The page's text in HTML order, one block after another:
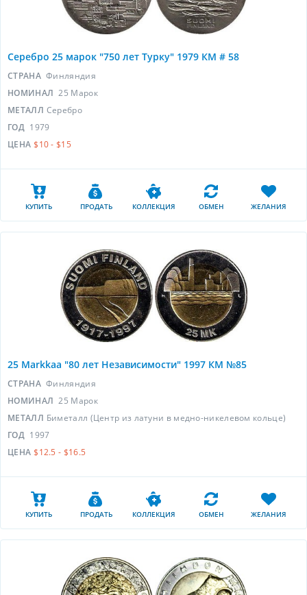
Серебро 25 марок "750 лет Турку" 1979 КМ # 58
СТРАНА Финляндия
НОМИНАЛ 25 Марок
МЕТАЛЛ Серебро
ГОД 1979
ЦЕНА $10 - $15
КУПИТЬ ПРОДАТЬ КОЛЛЕКЦИЯ ОБМЕН ЖЕЛАНИЯ
25 Markkaa "80 лет Независимости" 1997 КМ №85
СТРАНА Финляндия
НОМИНАЛ 25 Марок
МЕТАЛЛ Биметалл (Центр из латуни в медно-никелевом кольце)
ГОД 1997
ЦЕНА $12.5 - $16.5
КУПИТЬ ПРОДАТЬ КОЛЛЕКЦИЯ ОБМЕН ЖЕЛАНИЯ